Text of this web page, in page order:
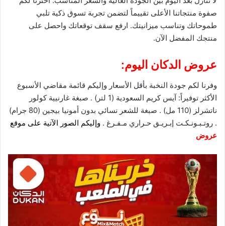
صفوة منتجاتنا الأعلى تقييماً لتضمن تجربة تسوق ذكية تلبي
طموحاتك وتناسب ميزانيتك. ارفع سقف توقعاتك واحصل على
منتجك المفضل الآن.
عروض الدكان اليوم:
وفرنا لكم جودة النخبة بأقل الأسعار وإليكم قائمة مقاضي الأسبوع
الأكثر توفيراً: آيس كريم السعودية (1 لتر) . صبغة غارنيية كولور
ناتشرلز (110 مل) . صبغة للشعر نسائي بدون أمونيا بيجين (80 جرام)
. روتـبـونـكـت إبـريـق حـراري مـفـرغ . وإليكم الصور الآتية على موقع
عروض